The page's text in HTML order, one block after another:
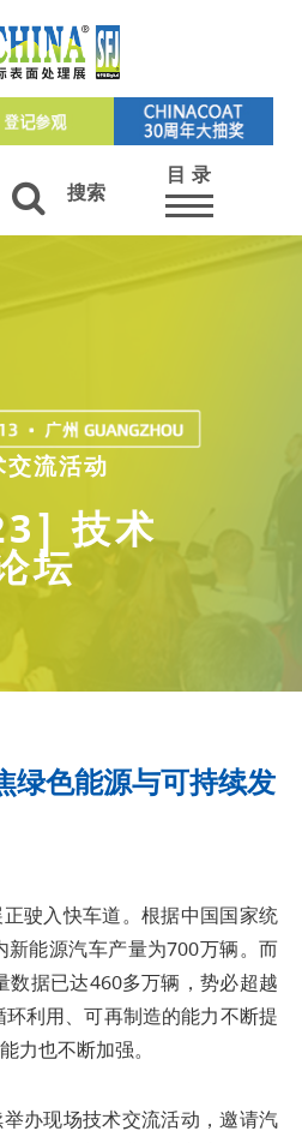
搜索
目 录
交流活动
技术
坛
绿色能源与可持续发
驶入快车道。根据中国国家统
能源汽车产量为700万辆。而
数据已达460多万辆，势必超越
利用、可再制造的能力不断提
力也不断加强。
办现场技术交流活动，邀请汽